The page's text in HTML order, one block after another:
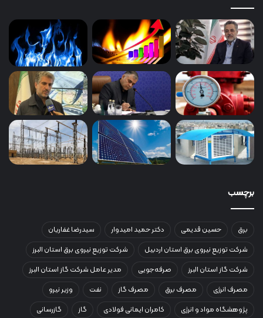
برچسب
برق حسین قدیمی دکتر حمید امیدوار
سیدرضا غفاریان
شرکت توزیع نیروی برق استان اردبیل
شرکت توزیع نیروی برق استان البرز
شرکت گاز استان البرز
صرفه‌جویی
مدیر عامل شرکت گاز استان البرز
مصرف انرژی
مصرف برق مصرف گاز نفت
وزیر نیرو
پژوهشگاه مواد و انرژی
کامران ایمانی فولادی گاز گازرسانی